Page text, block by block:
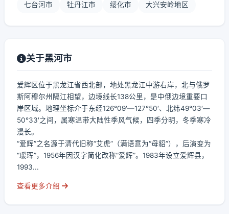
七台河市 牡丹江市 绥化市 大兴安岭地区
关于黑河市
爱辉区位于黑龙江省西北部，地处黑龙江中游右岸，北与俄罗
斯阿穆尔州隔江相望，边境线长138公里，是中俄边境重要口
岸区域。地理坐标介于东经126°09′—127°50′、北纬49°03′—
50°33′之间，属寒温带大陆性季风气候，四季分明，冬季寒冷
漫长。
“爱辉”之名源于清代旧称“艾虎”（满语意为“母貂”），后演变为
“瑷珲”，1956年因汉字简化改称“爱辉”。1983年设立爱辉县，
1993...
查看更多介绍